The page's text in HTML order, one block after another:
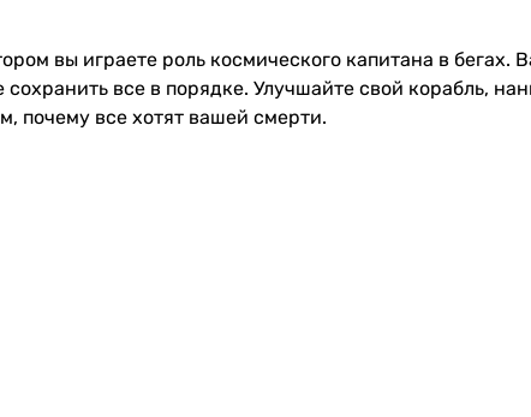
вы играете роль космического капитана в бегах.
все в порядке. Улучшайте свой корабль,
почему все хотят вашей смерти.